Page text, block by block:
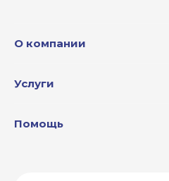
О компании
Услуги
Помощь